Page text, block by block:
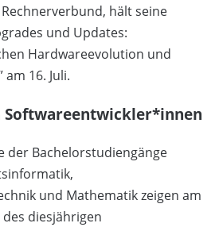
hält seine
und Updates:
Hardwareevolution und
16. Juli.
Softwareentwickler*innen
der Bachelorstudiengänge
und Mathematik zeigen am
des diesjährigen